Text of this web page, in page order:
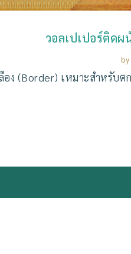
วอลเปเปอร์ติดผ
by
อง (Border) เหมาะสำหรับ